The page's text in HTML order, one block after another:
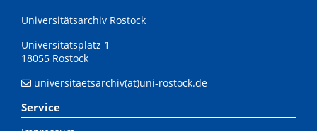
Universitätsarchiv Rostock
Universitätsplatz 1
18055 Rostock
universitaetsarchiv(at)uni-rostock.de
Service